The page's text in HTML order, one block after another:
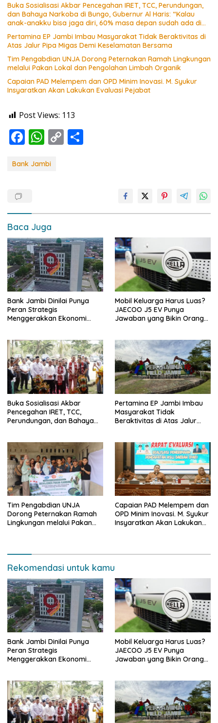
Buka Sosialisasi Akbar Pencegahan IRET, TCC, Perundungan,
dan Bahaya Narkoba di Bungo, Gubernur Al Haris: “Kalau
anak-anakku bisa jaga diri, 60% masa depan sudah ada di
Pertamina EP Jambi Imbau Masyarakat Tidak Beraktivitas di
Atas Jalur Pipa Migas Demi Keselamatan Bersama
Tim Pengabdian UNJA Dorong Peternakan Ramah Lingkungan
melalui Pakan Lokal dan Pengolahan Limbah Organik
Capaian PAD Melempem dan OPD Minim Inovasi. M. Syukur
Insyaratkan Akan Lakukan Evaluasi Pejabat
Post Views: 113
F
e
o
k
W
at
p
p
C
n
Bank Jambi
Baca Juga
Bank Jambi Dinilai Punya
Peran Strategis
Menggerakkan Ekonomi
Mobil Keluarga Harus Luas?
JAECOO J5 EV Punya
Jawaban yang Bikin Orang
Buka Sosialisasi Akbar
Pencegahan IRET, TCC,
Perundungan, dan Bahaya
bisa jaga diri, 60% masa
depan sudah ada di tangan”
Pertamina EP Jambi Imbau
Masyarakat Tidak
Beraktivitas di Atas Jalur
Tim Pengabdian UNJA
Dorong Peternakan Ramah
Lingkungan melalui Pakan
Capaian PAD Melempem dan
OPD Minim Inovasi. M. Syukur
Insyaratkan Akan Lakukan
Rekomendasi untuk kamu
Bank Jambi Dinilai Punya
Peran Strategis
Menggerakkan Ekonomi
Mobil Keluarga Harus Luas?
JAECOO J5 EV Punya
Jawaban yang Bikin Orang